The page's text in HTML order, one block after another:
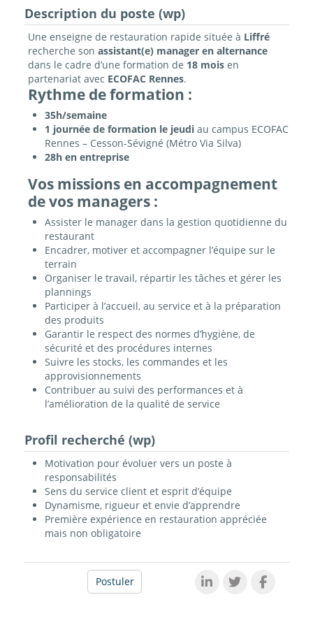
Description du poste (wp)
Une enseigne de restauration rapide située à Liffré
recherche son assistant(e) manager en alternance
dans le cadre d’une formation de 18 moisen
partenariat avec ECOFAC Rennes.
Rythme de formation :
35h/semaine
1 journée de formation le jeudiau campus ECOFAC
Rennes – Cesson‑Sévigné (Métro Via Silva)
28h en entreprise
Vos missions en accompagnement
de vos managers :
Assister le manager dans la gestion quotidienne du
restaurant
Encadrer, motiver et accompagner l’équipe sur le
terrain
Organiser le travail, répartir les tâches et gérer les
plannings
Participer à l’accueil, au service et à la préparation
des produits
Garantir le respect des normes d’hygiène, de
sécurité et des procédures internes
Suivre les stocks, les commandes et les
approvisionnements
Contribuer au suivi des performances et à
l’amélioration de la qualité de service
Profil recherché (wp)
Motivation pour évoluer vers un poste à
responsabilités
Sens du service client et esprit d’équipe
Dynamisme, rigueur et envie d’apprendre
Première expérience en restauration appréciée
mais non obligatoire
Postuler